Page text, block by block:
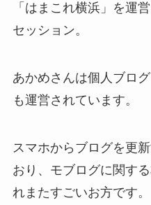
「はまこれ横浜」を運
セッション。
あかめさんは個人ブロ
も運営されています。
スマホからブログを更
おり、モブログに関す
れまたすごいお方です。